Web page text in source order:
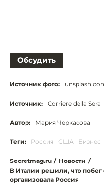
Обсудить
Источник фото:
Источник: Corriere della Sera
Автор: Мария Черкасова
Теги: Россия США Бизнес
Secretmag.ru / Новости /
В Италии решили, что побег
организовала Россия